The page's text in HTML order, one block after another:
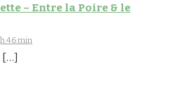
– Entre la Poire & le
46 min
[…]